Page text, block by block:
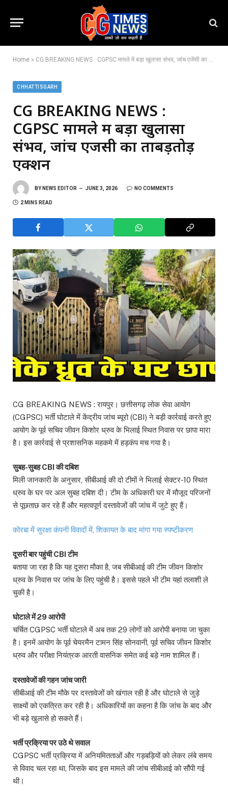
Home » CG BREAKING NEWS : CGPSC मामले में बड़ा खुलासा संभव, जांच एजेंसी का ताबड़तोड़ एक्शन
CHHATTISGARH
CG BREAKING NEWS :
CGPSC मामले में बड़ा खुलासा
संभव, जांच एजेंसी का ताबड़तोड़
एक्शन
BY NEWS EDITOR JUNE 3, 2026 NO COMMENTS
2 MINS READ
CG BREAKING NEWS : रायपुर। छत्तीसगढ़ लोक सेवा आयोग
(CGPSC) भर्ती घोटाले में केंद्रीय जांच ब्यूरो (CBI) ने बड़ी कार्रवाई करते हुए
आयोग के पूर्व सचिव जीवन किशोर ध्रुव के भिलाई स्थित निवास पर छापा मारा
है। इस कार्रवाई से प्रशासनिक महकमे में हड़कंप मच गया है।
सुबह-सुबह CBI की दबिश
मिली जानकारी के अनुसार, सीबीआई की दो टीमों ने भिलाई सेक्टर-10 स्थित
ध्रुव के घर पर अल सुबह दबिश दी। टीम के अधिकारी घर में मौजूद परिजनों
से पूछताछ कर रहे हैं और महत्वपूर्ण दस्तावेजों की जांच में जुटे हुए हैं।
कोरबा में सुरक्षा कंपनी विवादों में, शिकायत के बाद मांगा गया स्पष्टीकरण
दूसरी बार पहुंची CBI टीम
बताया जा रहा है कि यह दूसरा मौका है, जब सीबीआई की टीम जीवन किशोर
ध्रुव के निवास पर जांच के लिए पहुंची है। इससे पहले भी टीम यहां तलाशी ले
चुकी है।
घोटाले में 29 आरोपी
चर्चित CGPSC भर्ती घोटाले में अब तक 29 लोगों को आरोपी बनाया जा चुका
है। इनमें आयोग के पूर्व चेयरमैन टामन सिंह सोनवानी, पूर्व सचिव जीवन किशोर
ध्रुव और परीक्षा नियंत्रक आरती वासनिक समेत कई बड़े नाम शामिल हैं।
दस्तावेजों की गहन जांच जारी
सीबीआई की टीम मौके पर दस्तावेजों को खंगाल रही है और घोटाले से जुड़े
साक्ष्यों को एकत्रित कर रही है। अधिकारियों का कहना है कि जांच के बाद और
भी बड़े खुलासे हो सकते हैं।
भर्ती प्रक्रिया पर उठे थे सवाल
CGPSC भर्ती प्रक्रिया में अनियमितताओं और गड़बड़ियों को लेकर लंबे समय
से विवाद चल रहा था, जिसके बाद इस मामले की जांच सीबीआई को सौंपी गई
थी।